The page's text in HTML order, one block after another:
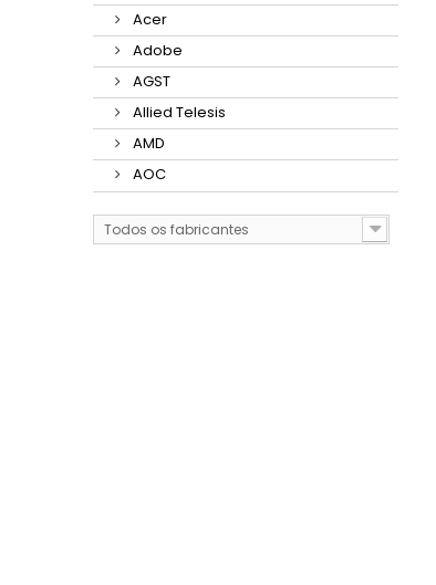
Acer
Adobe
AGST
Allied Telesis
AMD
AOC
Todos os fabricantes